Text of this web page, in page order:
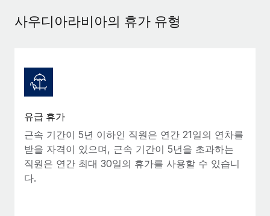
전문가 상담
신원 조사
채용 후보자 심사 프로세스 간소화
Compliance Watchtower
기기 관리
전 세계 IT 장비 제공 및 추적 관리
Remote Build 곧 제공 예정
사례 연구
급여 및 인재 인사이트
모든 리소스 보기
글로벌 급여
EOR 및 PEO
사우디아라비아의 휴가 유형
유급 휴가
근속 기간이 5년 이하인 직원은 연간 21일의 연차를
받을 자격이 있으며, 근속 기간이 5년을 초과하는
직원은 연간 최대 30일의 휴가를 사용할 수 있습니
다.